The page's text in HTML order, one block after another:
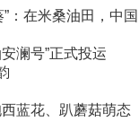
：在米桑油田，中国
澜号”正式投运
蓝花、趴蘑菇萌态